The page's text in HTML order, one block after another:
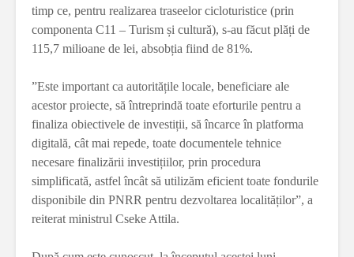
timp ce, pentru realizarea traseelor cicloturistice (prin
componenta C11 – Turism și cultură), s-au făcut plăți de
115,7 milioane de lei, absobția fiind de 81%.
”Este important ca autoritățile locale, beneficiare ale
acestor proiecte, să întreprindă toate eforturile pentru a
finaliza obiectivele de investiții, să încarce în platforma
digitală, cât mai repede, toate documentele tehnice
necesare finalizării investițiilor, prin procedura
simplificată, astfel încât să utilizăm eficient toate fondurile
disponibile din PNRR pentru dezvoltarea localităților”, a
reiterat ministrul Cseke Attila.